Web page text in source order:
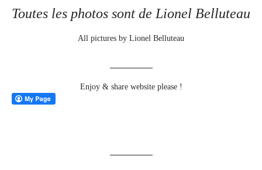
Toutes les photos sont de Lionel Belluteau
All pictures by Lionel Belluteau
Enjoy & share website please !